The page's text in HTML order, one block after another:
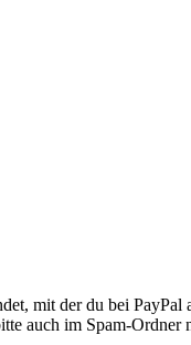
mit der du bei
auch im Spam-Ordner